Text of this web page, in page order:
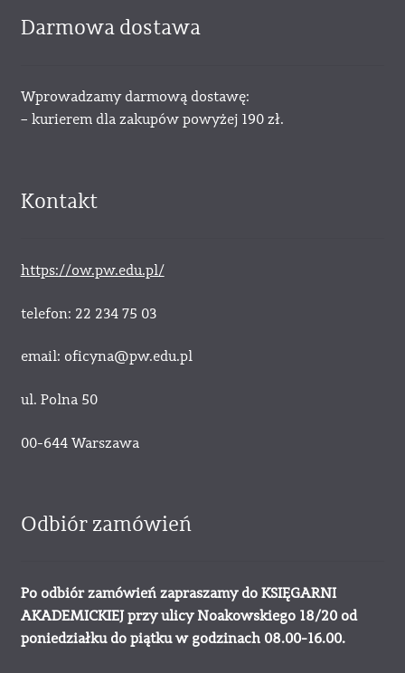
Darmowa dostawa
Wprowadzamy darmową dostawę:
– kurierem dla zakupów powyżej 190 zł.
Kontakt
https://ow.pw.edu.pl/
telefon: 22 234 75 03
email: oficyna@pw.edu.pl
ul. Polna 50
00-644 Warszawa
Odbiór zamówień
Po odbiór zamówień zapraszamy do KSIĘGARNI
AKADEMICKIEJ przy ulicy Noakowskiego 18/20 od
poniedziałku do piątku w godzinach 08.00-16.00.